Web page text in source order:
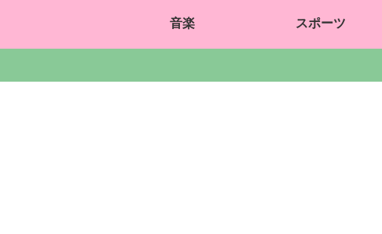
音楽 スポーツ